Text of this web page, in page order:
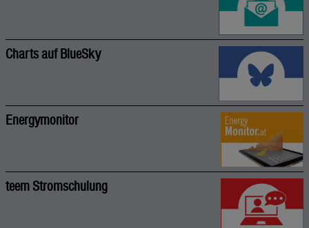
Charts auf BlueSky
Energymonitor
teem Stromschulung